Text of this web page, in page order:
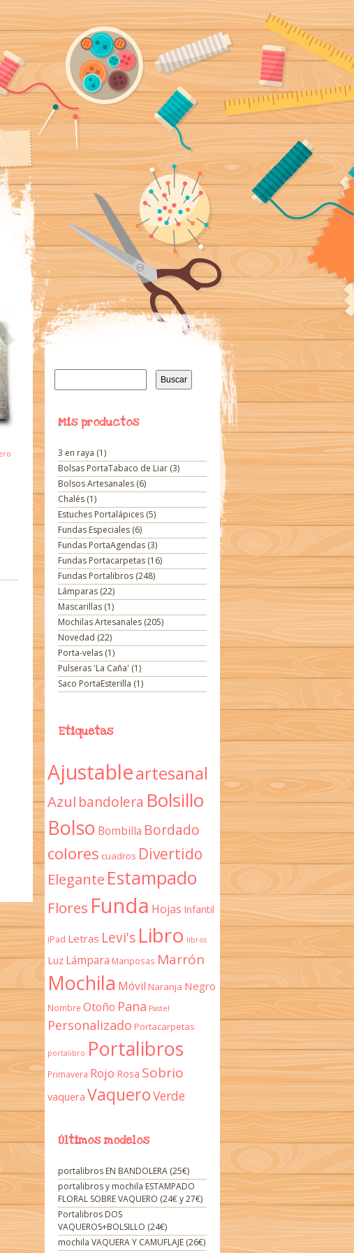
fundas
a mano y con mucho
Buscar:
Mis productos
3 en raya (1)
Bolsas PortaTabaco de Liar(3)
Bolsos Artesanales(6)
Chalés(1)
Estuches Portalápices(5)
Fundas Especiales(6)
Fundas PortaAgendas(3)
Fundas Portacarpetas(16)
Fundas Portalibros(248)
Lámparas(22)
Mascarillas(1)
Mochilas Artesanales(205)
Novedad (22)
Porta-velas(1)
Pulseras 'La Caña' (1)
Saco PortaEsterilla (1)
Etiquetas
Ajustableartesanal
Azul bandolera Bolsillo
Bolso Bombilla Bordado
colores cuadros Divertido
Elegante Estampado
Flores Funda Hojas Infantil
iPad Letras Levi's Libro libros
Luz Lámpara Mariposas Marrón
Mochila Móvil Naranja Negro
Nombre Otoño Pana Pastel
Personalizado Portacarpetas
portalibro Portalibros
Primavera Rojo Rosa Sobrio
vaquera VaqueroVerde
Últimos modelos
portalibros EN BANDOLERA (25€)
portalibros y mochila ESTAMPADO
FLORAL SOBRE VAQUERO (24€ y 27€)
Portalibros DOS
VAQUEROS+BOLSILLO (24€)
mochila VAQUERA Y CAMUFLAJE (26€)